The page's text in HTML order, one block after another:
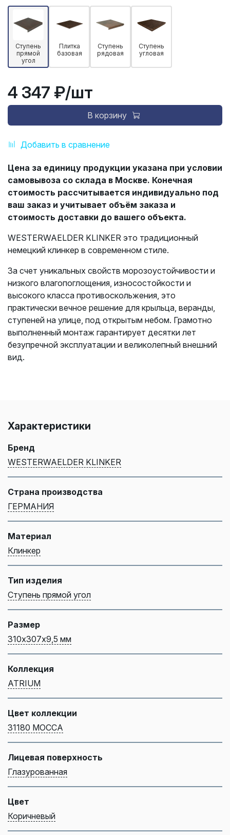
Добавить в сравнение
Ступень
прямой
угол
Плитка
базовая
Ступень
рядовая
Ступень
угловая
4 347 ₽/шт
В корзину
Цена за единицу продукции указана при условии
самовывоза со склада в Москве. Конечная
стоимость рассчитывается индивидуально под
ваш заказ и учитывает объём заказа и
стоимость доставки до вашего объекта.
WESTERWAELDER KLINKER это традиционный
немецкий клинкер в современном стиле.
За счет уникальных свойств морозоустойчивости и
низкого влагопоглощения, износостойкости и
высокого класса противоскольжения, это
практически вечное решение для крыльца, веранды,
ступеней на улице, под открытым небом. Грамотно
выполненный монтаж гарантирует десятки лет
безупречной эксплуатации и великолепный внешний
вид.
Характеристики
Бренд
WESTERWAELDER KLINKER
Страна производства
ГЕРМАНИЯ
Материал
Клинкер
Тип изделия
Ступень прямой угол
Размер
310х307х9,5 мм
Коллекция
ATRIUM
Цвет коллекции
31180 MOCCA
Лицевая поверхность
Глазурованная
Цвет
Коричневый